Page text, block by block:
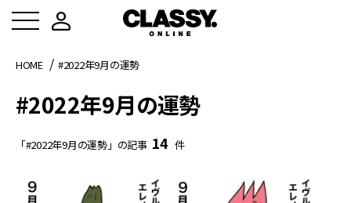
HOME #2022年9月の運勢
#2022年9月の運勢
「#2022年9月の運勢」の記事 14 件